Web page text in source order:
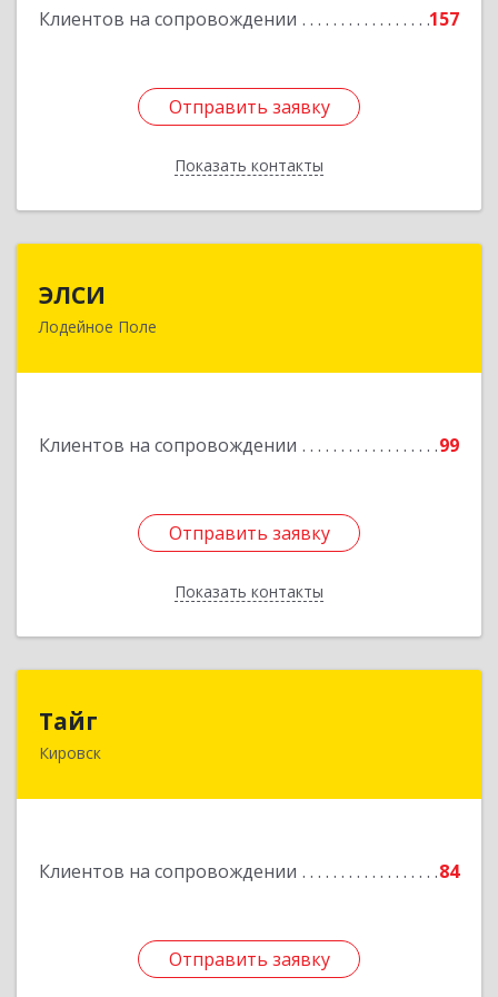
Клиентов на сопровождении 157
Отправить заявку
Показать контакты
Подробнее
Отправить заявку
Назад
ЭЛСИ
Лодейное Поле
Клиентов на сопровождении 99
Отправить заявку
Показать контакты
187700, Ленинградская обл, Лодейное Поле г,
Отправить заявку
Назад
Тайг
Кировск
Клиентов на сопровождении 84
Отправить заявку
187340, Ленинградская обл, Кировский р-н,
Отправить заявку